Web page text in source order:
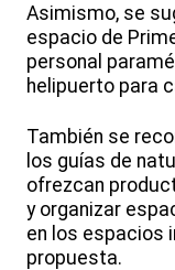
Asimismo, se
espacio de
personal
helipuerto para
También se
los guías de
ofrezcan
y organizar
en los espacios
propuesta.